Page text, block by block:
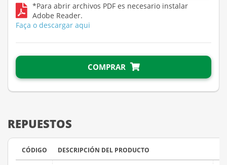
*Para abrir archivos PDF es necesario instalar
Adobe Reader.
Faça o descargar aqui
COMPRAR
REPUESTOS
CÓDIGO DESCRIPCIÓN DEL PRODUCTO